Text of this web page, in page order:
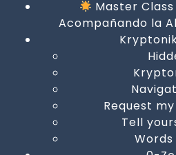
Master
Acompañando la
Request
Tell